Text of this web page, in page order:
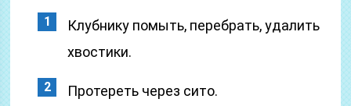
Клубнику помыть, перебрать, удалить
хвостики.
Протереть через сито.